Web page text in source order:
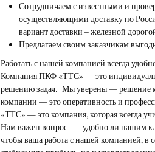
Сотрудничаем с известными и
осуществляющими доставку по
вариант доставки – железной
Предлагаем своим заказчикам
Работать с нашей компанией всегда
Компания ПКФ «ТТС» — это
решению задач. Мы уверены — решение
компании — это оперативность и
«ТТС» — это компания, которая всегда
Нам важен вопрос — удобно ли нашим
чтобы ваша работа с нашей компанией, в